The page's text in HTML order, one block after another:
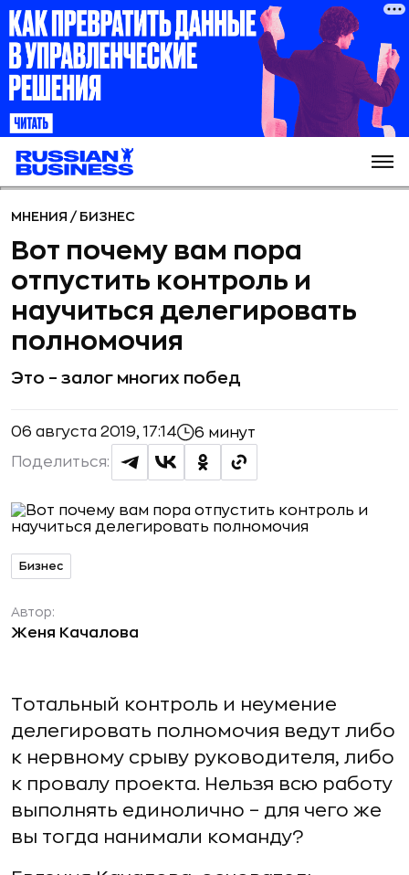
МНЕНИЯ / БИЗНЕС
Вот почему вам пора
отпустить контроль и
научиться делегировать
полномочия
Это – залог многих побед
06 августа 2019, 17:14 6 минут
Поделиться:
Бизнес
Автор:
Женя Качалова
Тотальный контроль и неумение
делегировать полномочия ведут либо
к нервному срыву руководителя, либо
к провалу проекта. Нельзя всю работу
выполнять единолично – для чего же
вы тогда нанимали команду?